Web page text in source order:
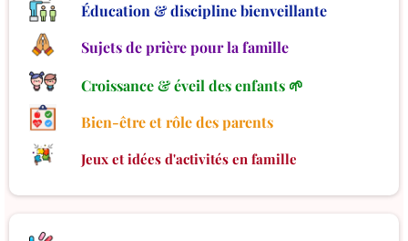
Éducation & discipline bienveillante
Sujets de prière pour la famille
Croissance & éveil des enfants 🌱
Bien-être et rôle des parents
Jeux et idées d'activités en famille